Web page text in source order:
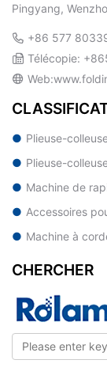
Pingyang,
+86 577
Télécopie:
Plieuse-
Plieuse-
Machine de
Accessoires
Machine à
CHERCHER